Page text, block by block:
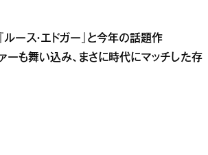
ース・エドガー』と今年の話題作
ーも舞い込み、まさに時代にマッチした存